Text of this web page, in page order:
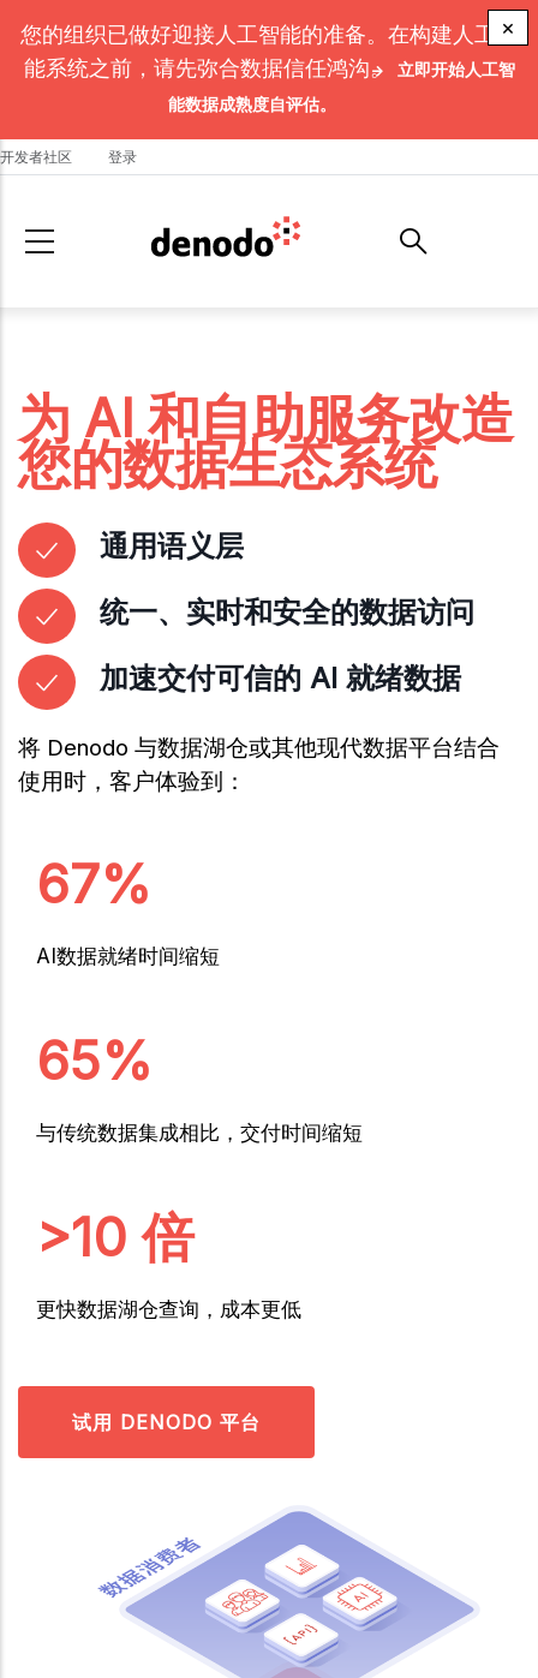
×
您的组织已做好迎接人工智能的准备。在构建人工智
能系统之前，请先弥合数据信任鸿沟。
立即开始人工智
能数据成熟度自评估。
开发者社区 登录
为 AI 和自助服务改造
您的数据生态系统
通用语义层
统一、实时和安全的数据访问
加速交付可信的 AI 就绪数据
将 Denodo 与数据湖仓或其他现代数据平台结合
使用时，客户体验到：
67%
AI数据就绪时间缩短
65%
与传统数据集成相比，交付时间缩短
>10 倍
更快数据湖仓查询，成本更低
试用 DENODO 平台